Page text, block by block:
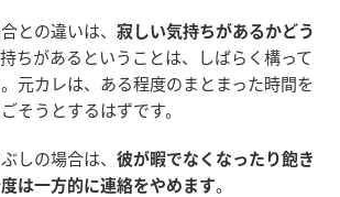
との違いは、 寂しい気持ちがあるかどう
ちがあるということは、しばらく構って
元カレは、ある程度のまとまった時間を
そうとするはずです。
しの場合は、 彼が暇でなくなったり飽き
は一方的に連絡をやめます。